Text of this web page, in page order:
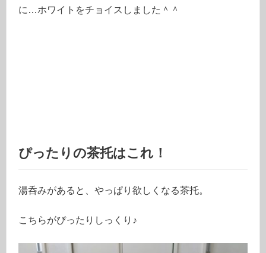
に…ホワイトをチョイスしました＾＾
ぴったりの茶托はこれ！
湯呑みがあると、やっぱり欲しくなる茶托。
こちらがぴったりしっくり♪